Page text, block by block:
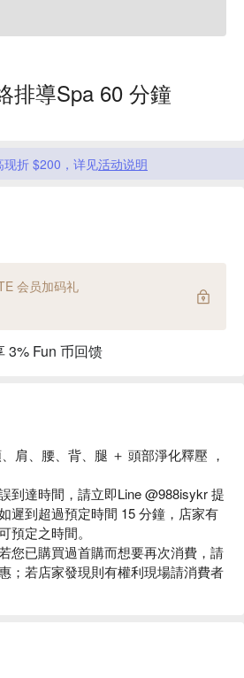
排導Spa 60 分鐘
折 $200，详见活动说明
会员加码礼
3% Fun 币回馈
肩、腰、背、腿 ＋ 頭部淨化釋壓 ，
到達時間，請立即Line @988isykr 提
遲到超過預定時間 15 分鐘，店家有
預定之時間。
您已購買過首購而想要再次消費，請
；若店家發現則有權利現場請消費者